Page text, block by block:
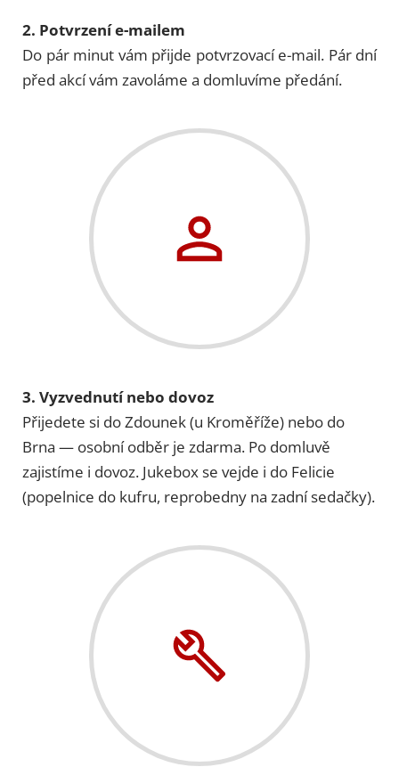
2. Potvrzení e-mailem
Do pár minut vám přijde potvrzovací e-mail. Pár dní
před akcí vám zavoláme a domluvíme předání.
3. Vyzvednutí nebo dovoz
Přijedete si do Zdounek (u Kroměříže) nebo do
Brna — osobní odběr je zdarma. Po domluvě
zajistíme i dovoz. Jukebox se vejde i do Felicie
(popelnice do kufru, reprobedny na zadní sedačky).